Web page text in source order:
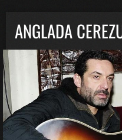
ANGLADA